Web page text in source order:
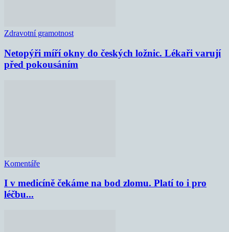
Zdravotní gramotnost
Netopýři míří okny do českých ložnic. Lékaři varují
před pokousáním
Komentáře
I v medicíně čekáme na bod zlomu. Platí to i pro
léčbu...